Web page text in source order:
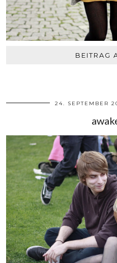
BEITRAG
24. SEPTEMBER